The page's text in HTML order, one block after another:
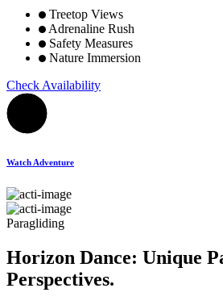
Treetop Views
Adrenaline Rush
Safety Measures
Nature Immersion
Check Availability
Watch Adventure
Paragliding
Horizon Dance: Unique
Perspectives.